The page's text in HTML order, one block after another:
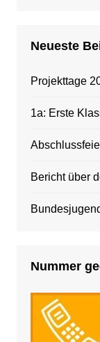
Neueste
Projekttage
1a: Erste
Bericht über
Nummer